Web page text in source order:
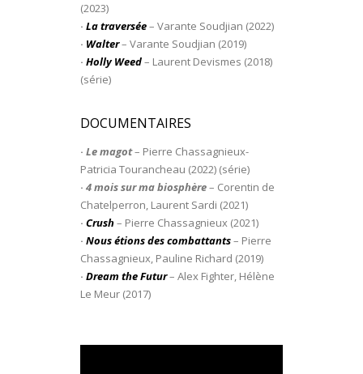
(2023)
· La traversée– Varante Soudjian (2022)
· Walter– Varante Soudjian (2019)
· Holly Weed– Laurent Devismes (2018)
(série)
DOCUMENTAIRES
· Le magot– Pierre Chassagnieux-
Patricia Tourancheau (2022) (série)
· 4 mois sur ma biosphère– Corentin de
Chatelperron, Laurent Sardi (2021)
· Crush– Pierre Chassagnieux (2021)
· Nous étions des combattants– Pierre
Chassagnieux, Pauline Richard (2019)
· Dream the Futur– Alex Fighter, Hélène
Le Meur (2017)